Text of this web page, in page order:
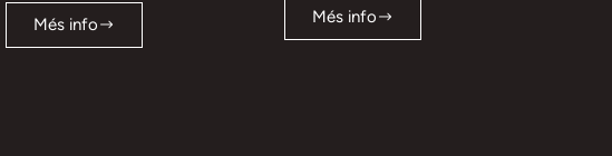
Més info Més info